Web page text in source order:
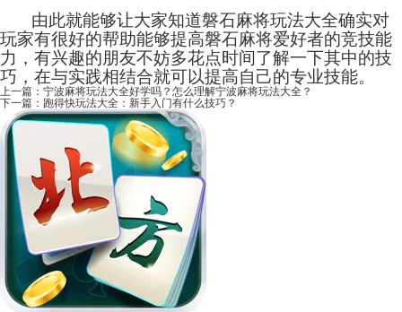
由此就能够让大家知道磐石麻将玩法大全确实对
玩家有很好的帮助能够提高磐石麻将爱好者的竞技能
力，有兴趣的朋友不妨多花点时间了解一下其中的技
巧，在与实践相结合就可以提高自己的专业技能。
上一篇： 宁波麻将玩法大全好学吗？怎么理解宁波麻将玩法大全？
下一篇： 跑得快玩法大全：新手入门有什么技巧？